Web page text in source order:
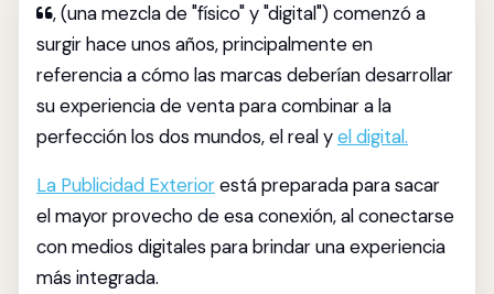
, (una mezcla de "físico" y "digital") comenzó a
surgir hace unos años, principalmente en
referencia a cómo las marcas deberían desarrollar
su experiencia de venta para combinar a la
perfección los dos mundos, el real yel digital.
La Publicidad Exteriorestá preparada para sacar
el mayor provecho de esa conexión, al conectarse
con medios digitales para brindar una experiencia
más integrada.